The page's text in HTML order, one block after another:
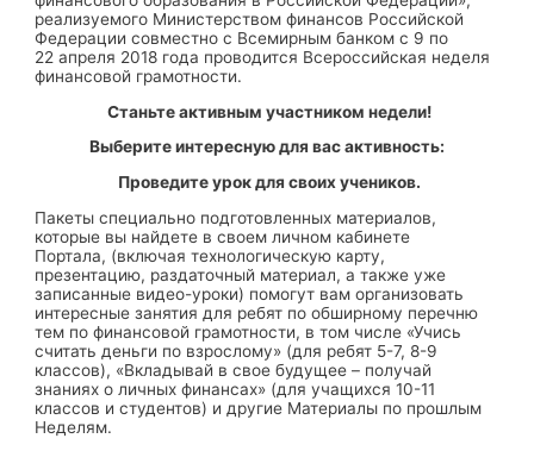
реализуемого Министерством финансов Российской
Федерации совместно с Всемирным банком с 9 по
22 апреля 2018 года проводится Всероссийская неделя
финансовой грамотности.
Станьте активным участником недели!
Выберите интересную для вас активность:
Проведите урок для своих учеников.
Пакеты специально подготовленных материалов,
которые вы найдете в своем личном кабинете
Портала, (включая технологическую карту,
презентацию, раздаточный материал, а также уже
записанные видео-уроки) помогут вам организовать
интересные занятия для ребят по обширному перечню
тем по финансовой грамотности, в том числе «Учись
считать деньги по взрослому» (для ребят 5-7, 8-9
классов), «Вкладывай в свое будущее – получай
знаниях о личных финансах» (для учащихся 10-11
классов и студентов) и другие Материалы по прошлым
Неделям.